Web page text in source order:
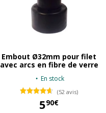
Embout Ø32mm pour filet
avec arcs en fibre de verre
En stock
(52 avis)
590€